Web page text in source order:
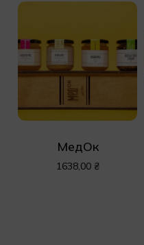
МедОк
1638,00 ₴